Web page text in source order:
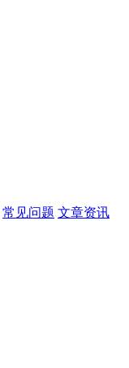
常见问题 文章资讯